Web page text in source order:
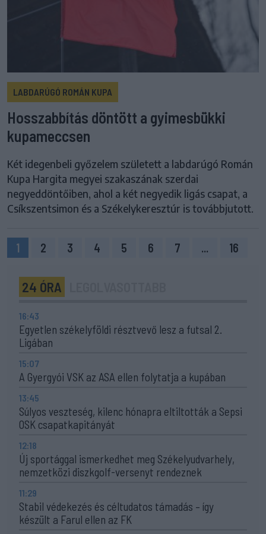
LABDARÚGÓ ROMÁN KUPA
Hosszabbítás döntött a gyimesbükki
kupameccsen
Két idegenbeli győzelem született a labdarúgó Román
Kupa Hargita megyei szakaszának szerdai
negyeddöntőiben, ahol a két negyedik ligás csapat, a
Csíkszentsimon és a Székelykeresztúr is továbbjutott.
1 2 3 4 5 6 7 ... 16
24 ÓRA
16:43
Egyetlen székelyföldi résztvevő lesz a futsal 2.
Ligában
15:07
A Gyergyói VSK az ASA ellen folytatja a kupában
13:45
Súlyos veszteség, kilenc hónapra eltiltották a Sepsi
OSK csapatkapitányát
12:18
Új sportággal ismerkedhet meg Székelyudvarhely,
nemzetközi diszkgolf-versenyt rendeznek
11:29
Stabil védekezés és céltudatos támadás – így
készült a Farul ellen az FK